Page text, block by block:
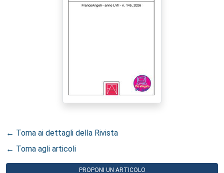
← Torna ai dettagli della Rivista
← Torna agli articoli
PROPONI UN ARTICOLO